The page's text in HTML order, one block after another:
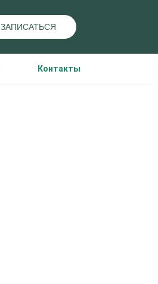
ЗАПИСАТЬСЯ
Контакты